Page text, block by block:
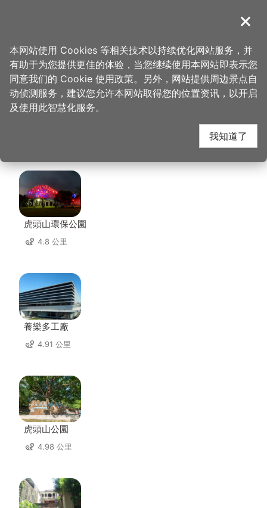
導覽
首页 > 想去的地方 > 美食、购物 > Jo's Corner Café
Jo's Corner Café 周边
景点
虎頭山環保公園
4.8 公里
養樂多工廠
4.91 公里
虎頭山公園
4.98 公里
关闭
本网站使用 Cookies 等相关技术以持续优化网站服务，并
有助于为您提供更佳的体验，当您继续使用本网站即表示您
同意我们的 Cookie 使用政策。另外，网站提供周边景点自
动侦测服务，建议您允许本网站取得您的位置资讯，以开启
及使用此智慧化服务。
我知道了